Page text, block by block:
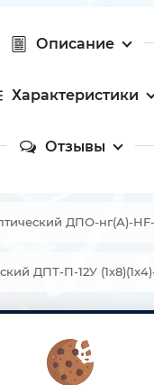
Описание
Характеристики
Отзывы
ДПО-нг(А)-
ДПТ-П-12У